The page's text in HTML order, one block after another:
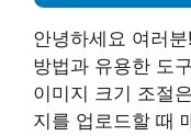
안녕하세요 여러
방법과 유용한 도
이미지 크기 조절
지를 업로드할 때